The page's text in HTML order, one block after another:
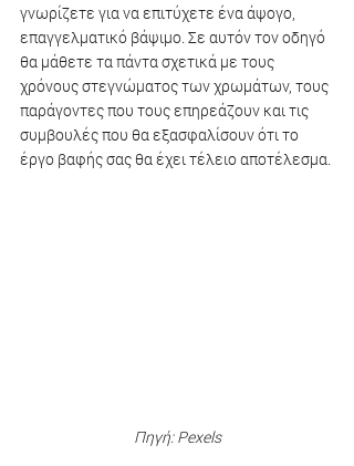
γνωρίζετε για να επιτύχετε ένα άψογο,
επαγγελματικό βάψιμο. Σε αυτόν τον οδηγό
θα μάθετε τα πάντα σχετικά με τους
χρόνους στεγνώματος των χρωμάτων, τους
παράγοντες που τους επηρεάζουν και τις
συμβουλές που θα εξασφαλίσουν ότι το
έργο βαφής σας θα έχει τέλειο αποτέλεσμα.
Πηγή: Pexels